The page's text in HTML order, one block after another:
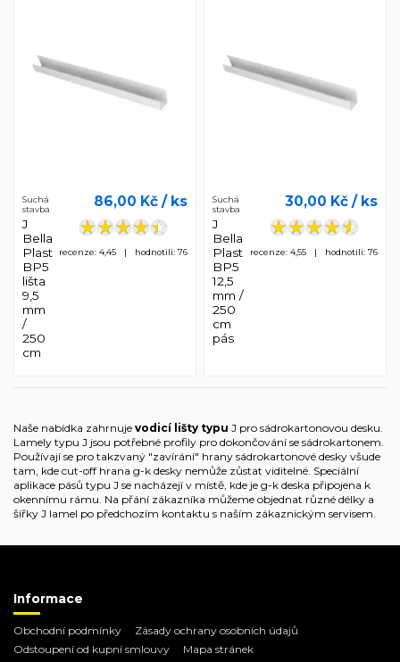
Suchá
stavba
J
Bella
Plast
BP5
lišta
9,5
mm
/
250
cm
86,00 Kč / ks
recenze: 4,45 | hodnotili: 76
Suchá
stavba
J
Bella
Plast
BP5
12,5
mm /
250
cm
pás
30,00 Kč / ks
recenze: 4,55 | hodnotili: 76
Naše nabídka zahrnuje vodicí lišty typu J pro sádrokartonovou desku.
Lamely typu J jsou potřebné profily pro dokončování se sádrokartonem.
Používají se pro takzvaný "zavírání" hrany sádrokartonové desky všude
tam, kde cut-off hrana g-k desky nemůže zůstat viditelné. Speciální
aplikace pásů typu J se nacházejí v místě, kde je g-k deska připojena k
okennímu rámu. Na přání zákazníka můžeme objednat různé délky a
šířky J lamel po předchozím kontaktu s naším zákaznickým servisem.
Informace
Obchodní podmínky
Zásady ochrany osobních údajů
Odstoupení od kupní smlouvy
Mapa stránek